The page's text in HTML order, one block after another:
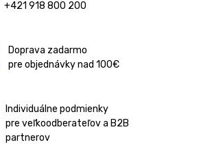
+421 918 800 200
Doprava zadarmo
pre objednávky nad 100€
Individuálne podmienky
pre veľkoodberateľov a B2B
partnerov